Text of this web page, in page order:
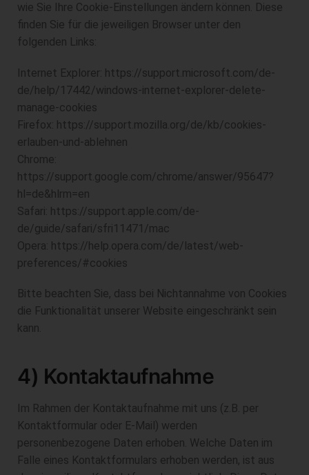
wie Sie Ihre Cookie-Einstellungen ändern können. Diese
finden Sie für die jeweiligen Browser unter den
folgenden Links:
Internet Explorer: https://support.microsoft.com/de-
de/help/17442/windows-internet-explorer-delete-
manage-cookies
Firefox: https://support.mozilla.org/de/kb/cookies-
erlauben-und-ablehnen
Chrome:
https://support.google.com/chrome/answer/95647?
hl=de&hlrm=en
Safari: https://support.apple.com/de-
de/guide/safari/sfri11471/mac
Opera: https://help.opera.com/de/latest/web-
preferences/#cookies
Bitte beachten Sie, dass bei Nichtannahme von Cookies
die Funktionalität unserer Website eingeschränkt sein
kann.
4) Kontaktaufnahme
Im Rahmen der Kontaktaufnahme mit uns (z.B. per
Kontaktformular oder E-Mail) werden
personenbezogene Daten erhoben. Welche Daten im
Falle eines Kontaktformulars erhoben werden, ist aus